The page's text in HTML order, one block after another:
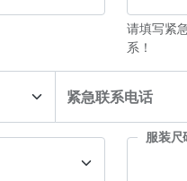
请填写紧
系！
紧急联系电话
服装尺